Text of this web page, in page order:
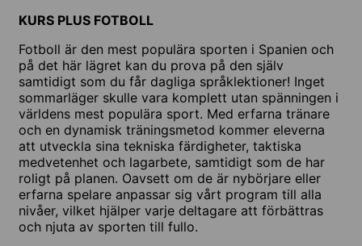
KURS PLUS FOTBOLL
Fotboll är den mest populära sporten i Spanien och
på det här lägret kan du prova på den själv
samtidigt som du får dagliga språklektioner! Inget
sommarläger skulle vara komplett utan spänningen i
världens mest populära sport. Med erfarna tränare
och en dynamisk träningsmetod kommer eleverna
att utveckla sina tekniska färdigheter, taktiska
medvetenhet och lagarbete, samtidigt som de har
roligt på planen. Oavsett om de är nybörjare eller
erfarna spelare anpassar sig vårt program till alla
nivåer, vilket hjälper varje deltagare att förbättras
och njuta av sporten till fullo.